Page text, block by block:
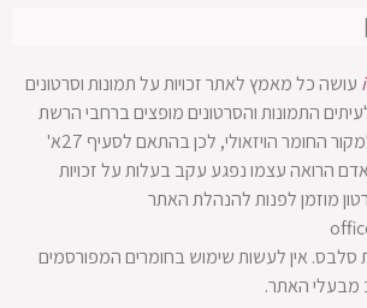
עושה כל מאמץ לאתר זכויות על תמונות וסרטונים
התמונות והסרטונים מופצים ברחבי הרשת
ולא מתאפשרת הגעה למקור החומר הויזאולי, לכן בהתאם לסעיף 27א'
אדם הרואה עצמו נפגע עקב בעלות על זכויות
מוזמן לפנות להנהלת האתר
סלבס. אין לעשות שימוש בחומרים המפורסמים
מבעלי האתר.